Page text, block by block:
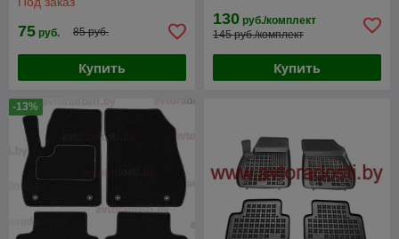
75 руб. 85 руб.
Купить
130 руб./комплект
145 руб./комплект
Купить
-13%